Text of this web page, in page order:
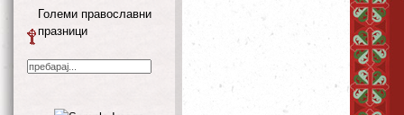
Големи православни
празници